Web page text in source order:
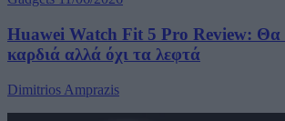
Huawei Watch Fit 5 Pro Review: Θα
καρδιά αλλά όχι τα λεφτά
Dimitrios Amprazis